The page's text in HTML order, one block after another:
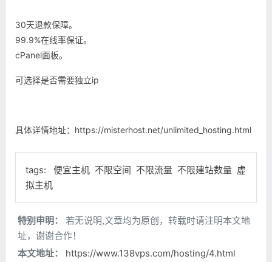
30天退款保障。
99.9%在线率保证。
cPanel面板。
可选择是否需要独立ip
具体详情地址：https://misterhost.net/unlimited_hosting.html
tags: 便宜主机 不限空间 不限流量 不限建站数量 虚
拟主机
特别申明：
若无说明,文章均为原创，转载时请注明本文地
址，谢谢合作！
本文地址：
https://www.138vps.com/hosting/4.html